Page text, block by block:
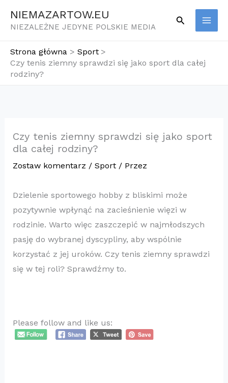
NIEMAZARTOW.EU
NIEZALEŻNE JEDYNE POLSKIE MEDIA
Szukaj
Strona główna
Sport
Czy tenis ziemny sprawdzi się jako sport dla całej
rodziny?
Czy tenis ziemny sprawdzi się jako sport
dla całej rodziny?
Zostaw komentarz / Sport/ Przez
Dzielenie sportowego hobby z bliskimi może
pozytywnie wpłynąć na zacieśnienie więzi w
rodzinie. Warto więc zaszczepić w najmłodszych
pasję do wybranej dyscypliny, aby wspólnie
korzystać z jej uroków. Czy tenis ziemny sprawdzi
się w tej roli? Sprawdźmy to.
Please follow and like us: